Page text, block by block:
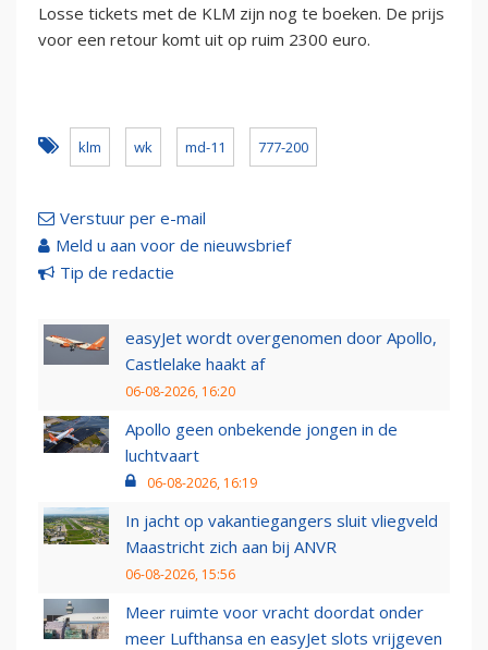
Losse tickets met de KLM zijn nog te boeken. De prijs
voor een retour komt uit op ruim 2300 euro.
klm wk md-11 777-200
Verstuur per e-mail
Meld u aan voor de nieuwsbrief
Tip de redactie
easyJet wordt overgenomen door Apollo,
Castlelake haakt af
06-08-2026, 16:20
Apollo geen onbekende jongen in de
luchtvaart
06-08-2026, 16:19
In jacht op vakantiegangers sluit vliegveld
Maastricht zich aan bij ANVR
06-08-2026, 15:56
Meer ruimte voor vracht doordat onder
meer Lufthansa en easyJet slots vrijgeven